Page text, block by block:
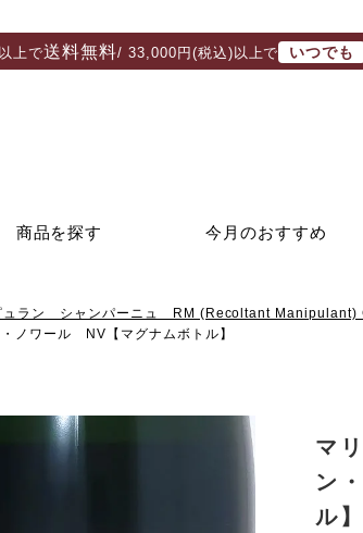
上で送料無料/ 33,000円(税込)以上で いつでも
商品を探す 今月のおすすめ
ュラン シャンパーニュ RM (Recoltant Manipulant)
ノワール NV【マグナムボトル】
マ
ン
ル